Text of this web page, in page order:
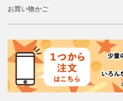
お買い物かご